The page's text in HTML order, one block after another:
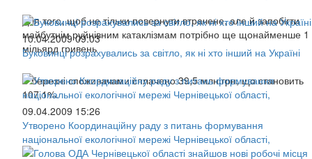
Для того, щоб не тільки повернути втрачене, але й запобігти
майбутнім руйнівним катаклізмам потрібно ще щонайменше 1
мільярд гривень
10.04.2009 09:03
Буковинці розрахувались за світло, як ні хто інший на Україні
У березні споживачами сплачено 39,5 млн.грн, що становить
107,1%.
09.04.2009 15:26
Утворено Координаційну раду з питань формування
національної екологічної мережі Чернівецької області,